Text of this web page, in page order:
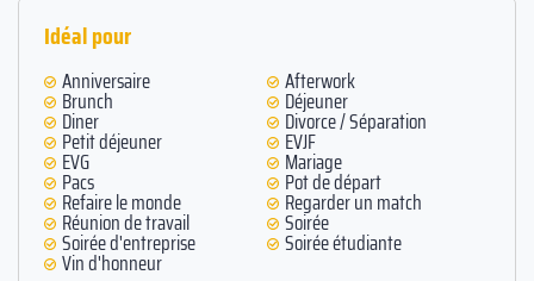
Idéal pour
Anniversaire Afterwork
Brunch Déjeuner
Diner Divorce / Séparation
Petit déjeuner EVJF
EVG Mariage
Pacs Pot de départ
Refaire le monde Regarder un match
Réunion de travail Soirée
Soirée d'entreprise Soirée étudiante
Vin d'honneur